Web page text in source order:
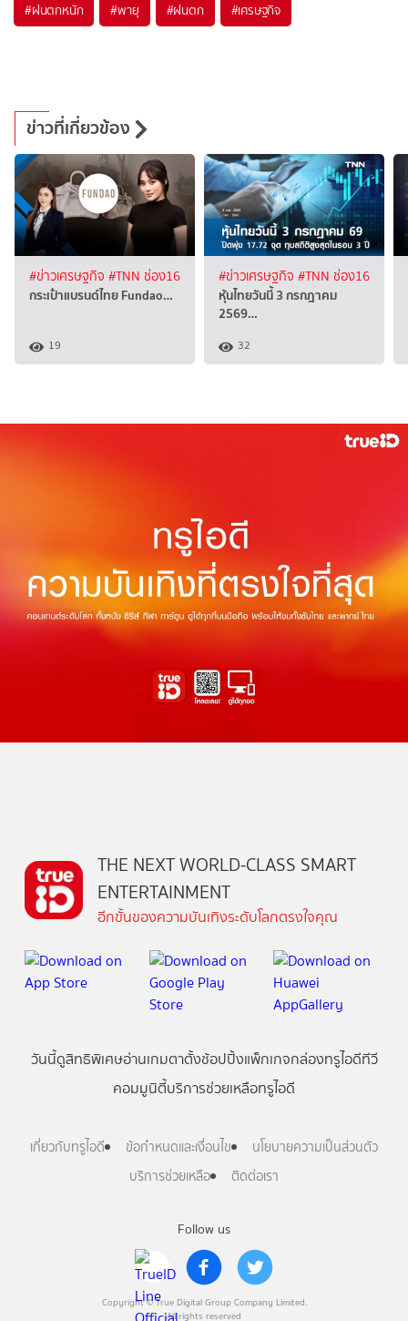
#ฝนตกหนัก #พายุ #ฝนตก #เศรษฐกิจ
ข่าวที่เกี่ยวข้อง
#ข่าวเศรษฐกิจ #TNN ช่อง16
กระเป๋าแบรนด์ไทย Fundao…
19
#ข่าวเศรษฐกิจ #TNN ช่อง16
หุ้นไทยวันนี้ 3 กรกฎาคม
2569…
32
Follow us
Copyright © True Digital Group Company Limited.
All rights reserved
THE NEXT WORLD-CLASS SMART
ENTERTAINMENT
อีกขั้นของความบันเทิงระดับโลกตรงใจคุณ
วันนี้ดูสิทธิพิเศษอ่านเกมตาตั้งช้อปปิ้งแพ็กเกจกล่องทรูไอดีทีวี
คอมมูนิตี้บริการช่วยเหลือทรูไอดี
เกี่ยวกับทรูไอดี ข้อกำหนดและเงื่อนไข
นโยบายความเป็นส่วนตัว
บริการช่วยเหลือ
ติดต่อเรา